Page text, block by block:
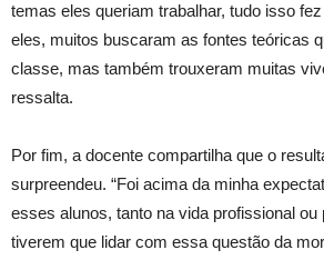
temas eles queriam trabalhar, tudo isso
eles, muitos buscaram as fontes teóricas
classe, mas também trouxeram muitas
ressalta.
Por fim, a docente compartilha que o
surpreendeu. “Foi acima da minha
esses alunos, tanto na vida profissional ou
tiverem que lidar com essa questão da